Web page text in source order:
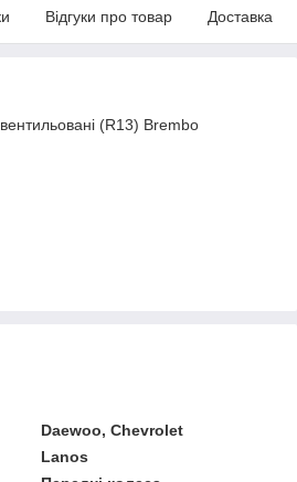
Відгуки про товар Доставка
(R13) Brembo
Daewoo, Chevrolet
Lanos